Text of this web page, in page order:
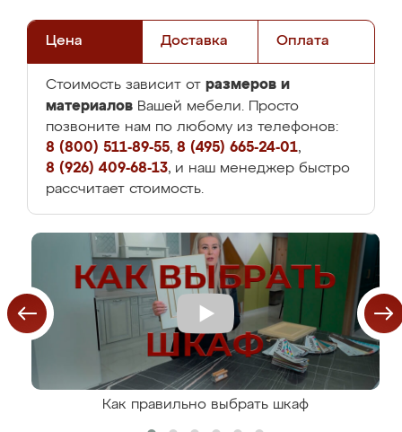
Цена Доставка Оплата
Стоимость зависит от размеров и
материалов Вашей мебели. Просто
позвоните нам по любому из телефонов:
8 (800) 511-89-55, 8 (495) 665-24-01,
8 (926) 409-68-13, и наш менеджер быстро
рассчитает стоимость.
Как правильно выбрать шкаф